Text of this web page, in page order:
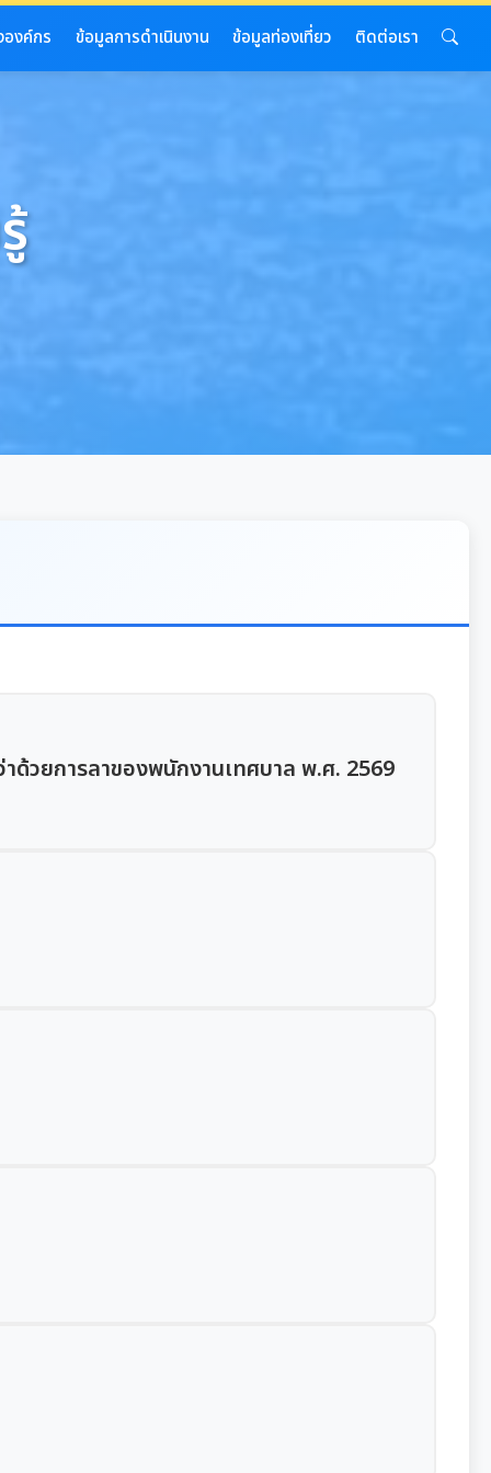
องค์กร ข้อมูลการดำเนินงาน ข้อมูลท่องเที่ยว ติดต่อเรา
ด้วยการลาของพนักงานเทศบาล พ.ศ. 2569